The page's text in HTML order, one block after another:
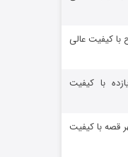
فصل ۳
با کیفیت عالی
با کیفیت
قصه با کیفیت